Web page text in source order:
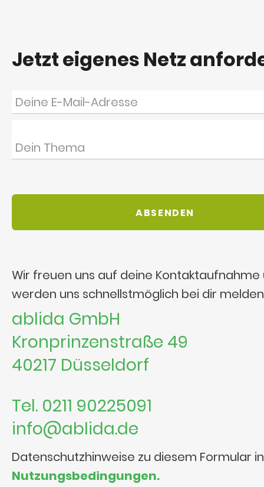
Jetzt eigenes Netz
Wir freuen uns auf deine Kontaktaufnahme
werden uns schnellstmöglich bei dir
ablida GmbH
Kronprinzenstraße 49
40217 Düsseldorf
Tel. 0211 90225091
info@ablida.de
Datenschutzhinweise zu diesem Formular
Nutzungsbedingungen.